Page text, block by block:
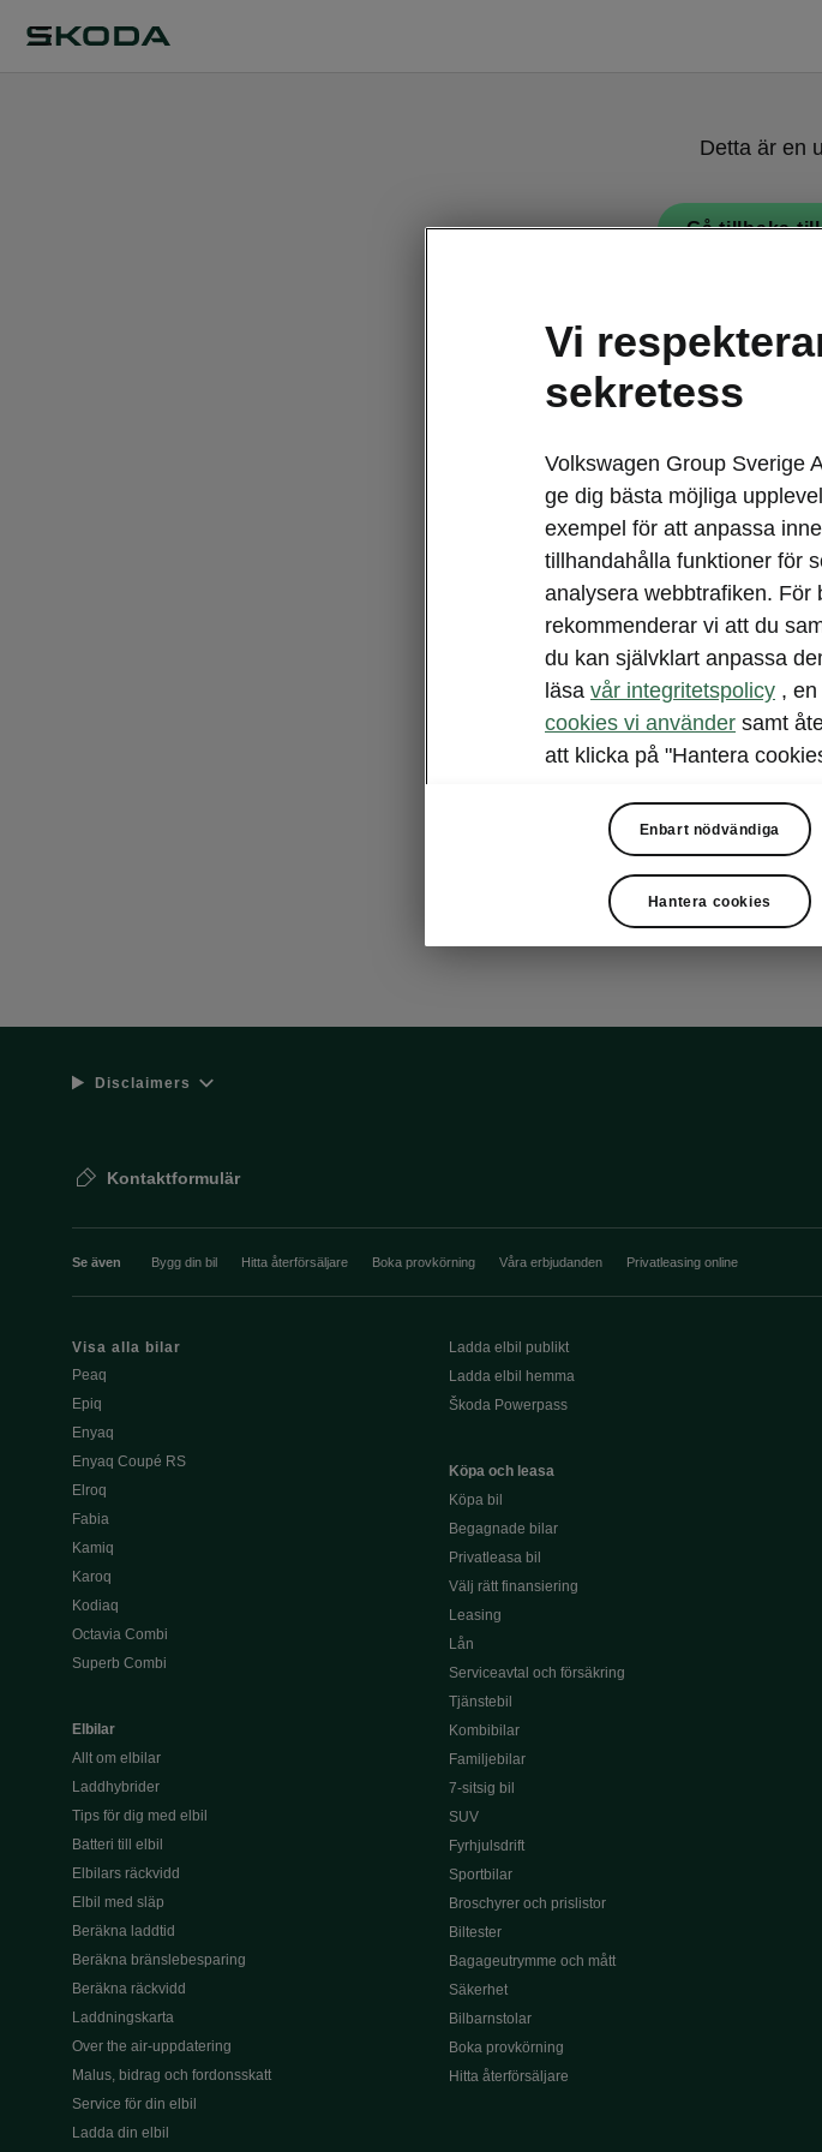
Detta är en
Gå tillbaka
Disclaimers
Kontaktformulär
Se även Bygg din bil Hitta återförsäljare Boka provkörning Våra erbjudanden Privatleasing online
Visa alla bilar
Peaq
Epiq
Enyaq
Enyaq Coupé RS
Elroq
Fabia
Kamiq
Karoq
Kodiaq
Octavia Combi
Superb Combi
Elbilar
Allt om elbilar
Laddhybrider
Tips för dig med elbil
Batteri till elbil
Elbilars räckvidd
Elbil med släp
Beräkna laddtid
Beräkna bränslebesparing
Beräkna räckvidd
Laddningskarta
Over the air-uppdatering
Malus, bidrag och fordonsskatt
Service för din elbil
Ladda din elbil
Ladda elbil publikt
Ladda elbil hemma
Škoda Powerpass
Köpa och leasa
Köpa bil
Begagnade bilar
Privatleasa bil
Välj rätt finansiering
Leasing
Lån
Serviceavtal och försäkring
Tjänstebil
Kombibilar
Familjebilar
7-sitsig bil
SUV
Fyrhjulsdrift
Sportbilar
Broschyrer och prislistor
Biltester
Bagageutrymme och mått
Säkerhet
Bilbarnstolar
Boka provkörning
Hitta återförsäljare
Vi
sekretess
Volkswagen Group Sverige
ge dig bästa möjliga
exempel för att anpassa
tillhandahålla funktioner för
analysera webbtrafiken. För
rekommenderar vi att du
du kan självklart anpassa
läsa vår integritetspolicy ,
cookies vi använder samt
att klicka på "Hantera
Enbart nödvändiga
Hantera cookies